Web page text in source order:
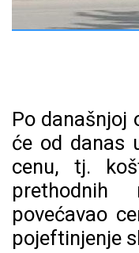
Po današnjoj
će od danas
cenu, tj.
prethodnih
povećavao
pojeftinjenje